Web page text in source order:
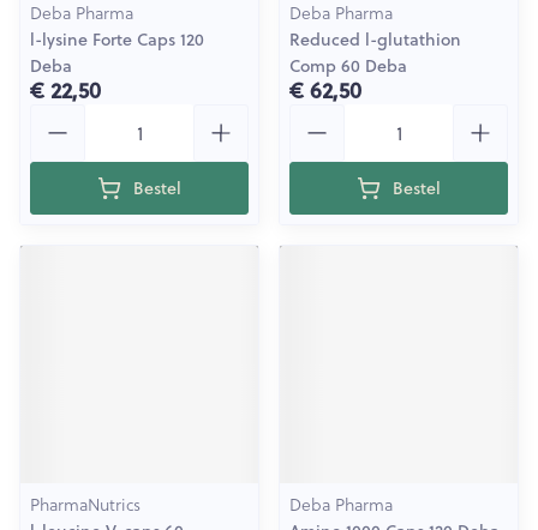
Deba Pharma
l-lysine Forte Caps 120
Deba
€ 22,50
Bestel
Deba Pharma
Reduced l-glutathion
Comp 60 Deba
€ 62,50
Bestel
PharmaNutrics
Deba Pharma